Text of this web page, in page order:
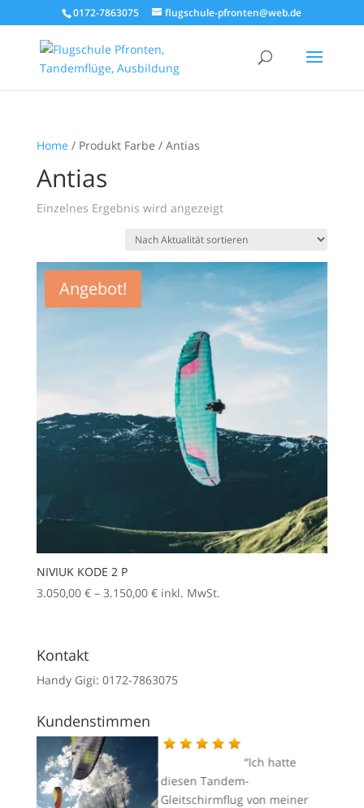
0172-7863075 flugschule-pfronten@web.de
Home / Produkt Farbe / Antias
Antias
Einzelnes Ergebnis wird angezeigt
Angebot!
NIVIUK KODE 2 P
3.050,00 € – 3.150,00 €Preisspanne:
inkl. MwSt.
Kontakt
Handy Gigi: 0172-7863075
Kundenstimmen
Ich hatte
diesen Tandem-
Gleitschirmflug von meiner